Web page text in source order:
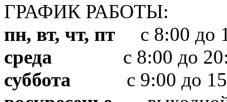
ГРАФИК РАБОТЫ:
пн, вт, чт, пт с 8:00 до
среда с 8:00 до
суббота с 9:00 до